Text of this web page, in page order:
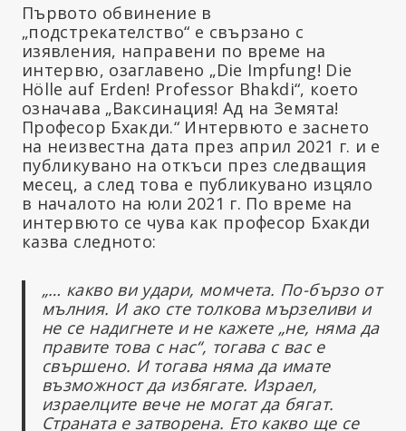
Първото обвинение в
„подстрекателство“ е свързано с
изявления, направени по време на
интервю, озаглавено „Die Impfung! Die
Hölle auf Erden! Professor Bhakdi“, което
означава „Ваксинация! Ад на Земята!
Професор Бхакди.“ Интервюто е заснето
на неизвестна дата през април 2021 г. и е
публикувано на откъси през следващия
месец, а след това е публикувано изцяло
в началото на юли 2021 г. По време на
интервюто се чува как професор Бхакди
казва следното:
„… какво ви удари, момчета. По-бързо от
мълния. И ако сте толкова мързеливи и
не се надигнете и не кажете „не, няма да
правите това с нас“, тогава с вас е
свършено. И тогава няма да имате
възможност да избягате. Израел,
израелците вече не могат да бягат.
Страната е затворена. Ето какво ще се